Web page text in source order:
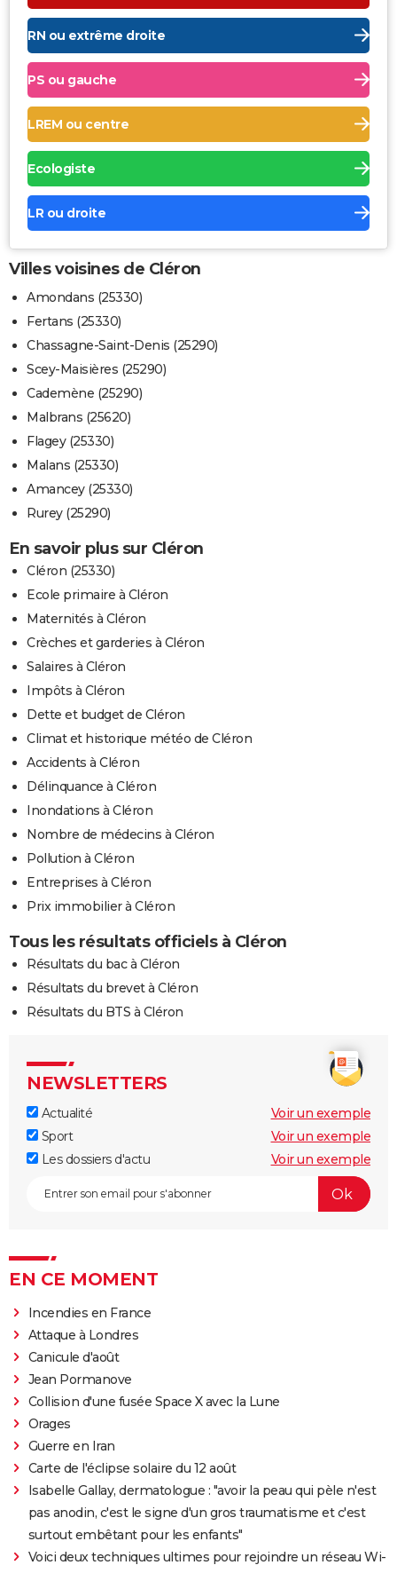
RN ou extrême droite
PS ou gauche
LREM ou centre
Ecologiste
LR ou droite
Villes voisines de Cléron
Amondans (25330)
Fertans (25330)
Chassagne-Saint-Denis (25290)
Scey-Maisières (25290)
Cademène (25290)
Malbrans (25620)
Flagey (25330)
Malans (25330)
Amancey (25330)
Rurey (25290)
En savoir plus sur Cléron
Cléron (25330)
Ecole primaire à Cléron
Maternités à Cléron
Crèches et garderies à Cléron
Salaires à Cléron
Impôts à Cléron
Dette et budget de Cléron
Climat et historique météo de Cléron
Accidents à Cléron
Délinquance à Cléron
Inondations à Cléron
Nombre de médecins à Cléron
Pollution à Cléron
Entreprises à Cléron
Prix immobilier à Cléron
Tous les résultats officiels à Cléron
Résultats du bac à Cléron
Résultats du brevet à Cléron
Résultats du BTS à Cléron
NEWSLETTERS
Actualité
Voir un exemple
Sport
Voir un exemple
Les dossiers d'actu
Voir un exemple
EN CE MOMENT
Incendies en France
Attaque à Londres
Canicule d'août
Jean Pormanove
Collision d'une fusée Space X avec la Lune
Orages
Guerre en Iran
Carte de l'éclipse solaire du 12 août
Isabelle Gallay, dermatologue : "avoir la peau qui pèle n'est
pas anodin, c'est le signe d'un gros traumatisme et c'est
surtout embêtant pour les enfants"
Voici deux techniques ultimes pour rejoindre un réseau Wi-